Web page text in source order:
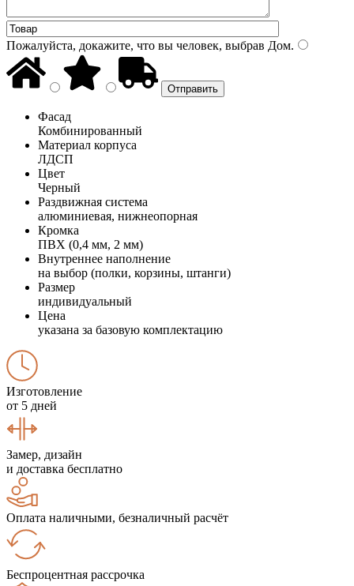
Пожалуйста, докажите, что вы человек, выбрав Дом.
Фасад
Комбинированный
Материал корпуса
ЛДСП
Цвет
Черный
Раздвижная система
алюминиевая, нижнеопорная
Кромка
ПВХ (0,4 мм, 2 мм)
Внутреннее наполнение
на выбор (полки, корзины, штанги)
Размер
индивидуальный
Цена
указана за базовую комплектацию
Изготовление
от 5 дней
Замер, дизайн
и доставка бесплатно
Оплата наличными, безналичный расчёт
Беспроцентная рассрочка